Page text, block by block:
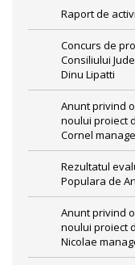
Raport de
Concurs de
Consiliului
Dinu Lipatti
Anunt privind
noului proiect
Cornel
Rezultatul
Populara de
Anunt privind
noului proiect
Nicolae